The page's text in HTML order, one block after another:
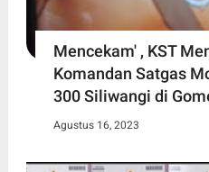
Mencekam' , KST
Komandan Satgas
300 Siliwangi di
Agustus 16, 2023